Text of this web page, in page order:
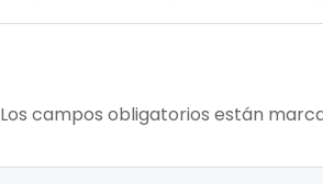
Los campos obligatorios están